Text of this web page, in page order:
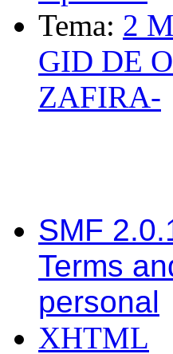
Tema: 2
GID DE
ZAFIRA-
SMF
Terms
personal
XHTML